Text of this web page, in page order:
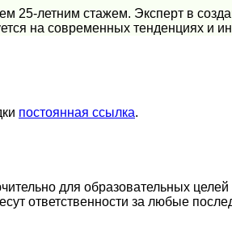
летним стажем. Эксперт в
на современных тенденциях и
постоянная ссылка.
для образовательных
ответственности за любые